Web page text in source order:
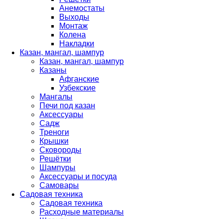
Анемостаты
Выходы
Монтаж
Колена
Накладки
Казан, мангал, шампур
Казан, мангал, шампур
Казаны
Афганские
Узбекские
Мангалы
Печи под казан
Аксессуары
Садж
Треноги
Крышки
Сковороды
Решётки
Шампуры
Аксессуары и посуда
Самовары
Садовая техника
Садовая техника
Расходные материалы